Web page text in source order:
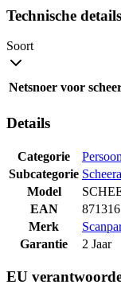
Technische details
Soort
Netsnoer voor
Details
Categorie
Subcategorie
Model
EAN
Merk
Garantie
2 Jaar
EU